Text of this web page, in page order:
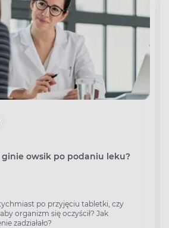
ginie owsik po podaniu leku?
po przyjęciu tabletki, czy
organizm się oczyścił? Jak
zadziałało?